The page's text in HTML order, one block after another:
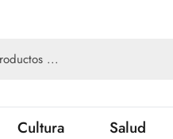
Cultura Salud